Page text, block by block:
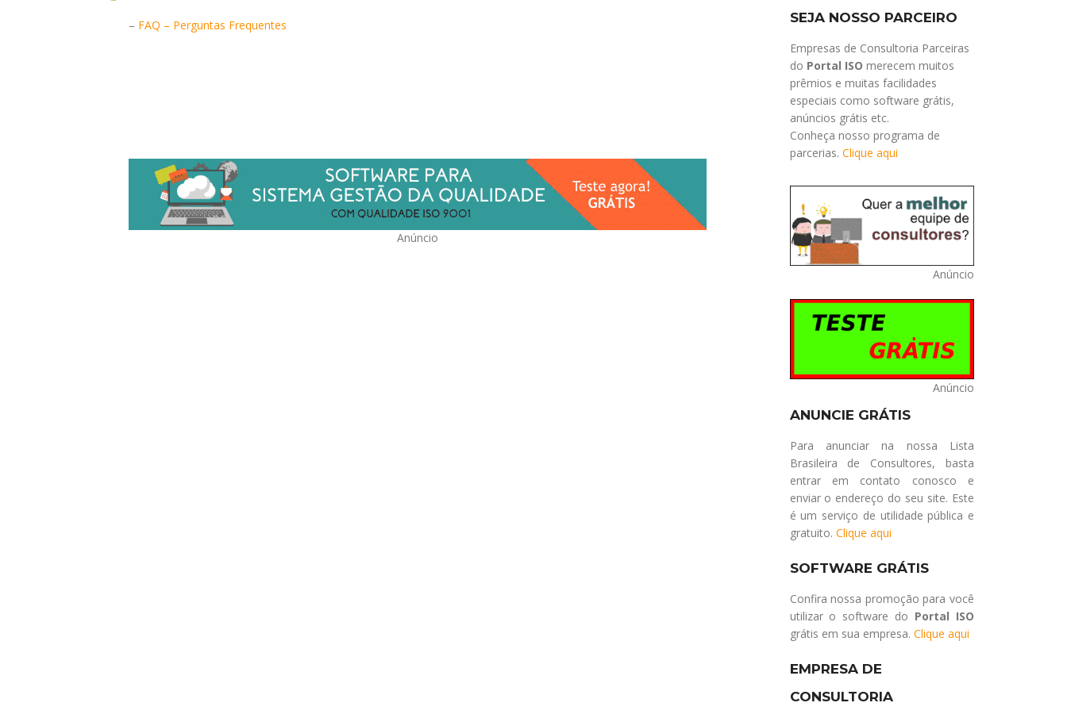
– FAQ – Perguntas Frequentes
Anúncio
SEJA NOSSO PARCEIRO
Empresas de Consultoria Parceiras
do Portal ISO merecem muitos
prêmios e muitas facilidades
especiais como software grátis,
anúncios grátis etc.
Conheça nosso programa de
parcerias. Clique aqui
Anúncio
Anúncio
ANUNCIE GRÁTIS
Para anunciar na nossa Lista
Brasileira de Consultores, basta
entrar em contato conosco e
enviar o endereço do seu site. Este
é um serviço de utilidade pública e
gratuito. Clique aqui
SOFTWARE GRÁTIS
Confira nossa promoção para você
utilizar o software do Portal ISO
grátis em sua empresa. Clique aqui
EMPRESA DE
CONSULTORIA